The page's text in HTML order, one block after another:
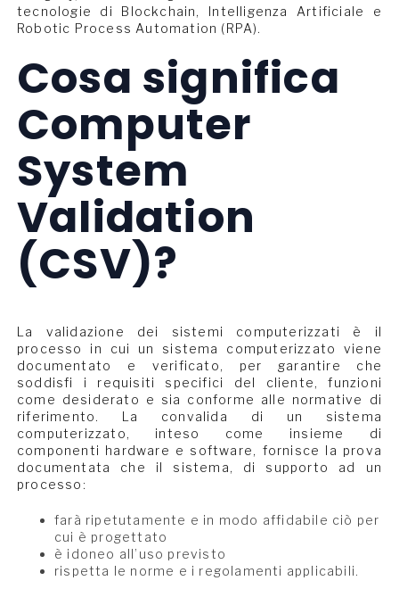
tecnologie di Blockchain, Intelligenza Artificiale e
Robotic Process Automation (RPA).
Cosa significa
Computer
System
Validation
(CSV)?
La validazione dei sistemi computerizzati è il
processo in cui un sistema computerizzato viene
documentato e verificato, per garantire che
soddisfi i requisiti specifici del cliente, funzioni
come desiderato e sia conforme alle normative di
riferimento. La convalida di un sistema
computerizzato, inteso come insieme di
componenti hardware e software, fornisce la prova
documentata che il sistema, di supporto ad un
processo:
farà ripetutamente e in modo affidabile ciò per
cui è progettato
è idoneo all’uso previsto
rispetta le norme e i regolamenti applicabili.